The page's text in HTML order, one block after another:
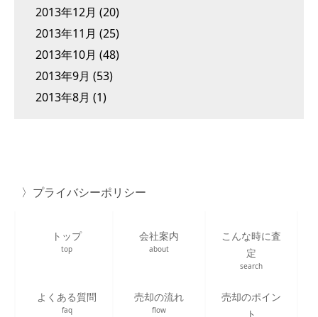
2013年12月 (20)
2013年11月 (25)
2013年10月 (48)
2013年9月 (53)
2013年8月 (1)
プライバシーポリシー
トップ
top
会社案内
about
こんな時に査
定
search
よくある質問
faq
売却の流れ
flow
売却のポイン
ト